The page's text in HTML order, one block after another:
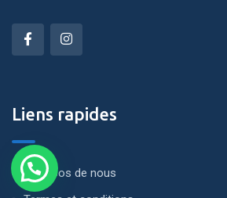
Liens rapides
À propos de nous